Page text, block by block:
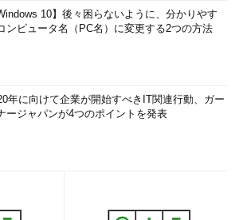
10】後々困らないように、分かりやす
ンピュータ名（PC名）に変更する2つの方法
年に向けて企業が開始すべきIT関連行動、ガー
ージャパンが4つのポイントを発表